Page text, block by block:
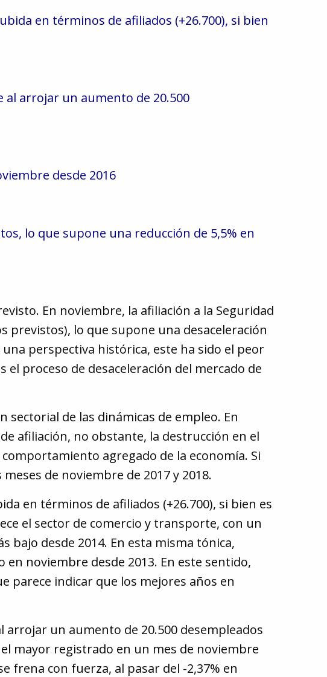
en términos de afiliados (+26.700), si bien
arrojar un aumento de 20.500
desde 2016
lo que supone una reducción de 5,5% en
En noviembre, la afiliación a la Seguridad
previstos), lo que supone una desaceleración
perspectiva histórica, este ha sido el peor
el proceso de desaceleración del mercado de
sectorial de las dinámicas de empleo. En
afiliación, no obstante, la destrucción en el
agregado de la economía. Si
de noviembre de 2017 y 2018.
en términos de afiliados (+26.700), si bien es
el sector de comercio y transporte, con un
bajo desde 2014. En esta misma tónica,
noviembre desde 2013. En este sentido,
parece indicar que los mejores años en
un aumento de 20.500 desempleados
mayor registrado en un mes de noviembre
frena con fuerza, al pasar del -2,37% en